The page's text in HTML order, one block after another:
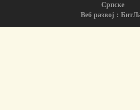
Српске
Веб развој :